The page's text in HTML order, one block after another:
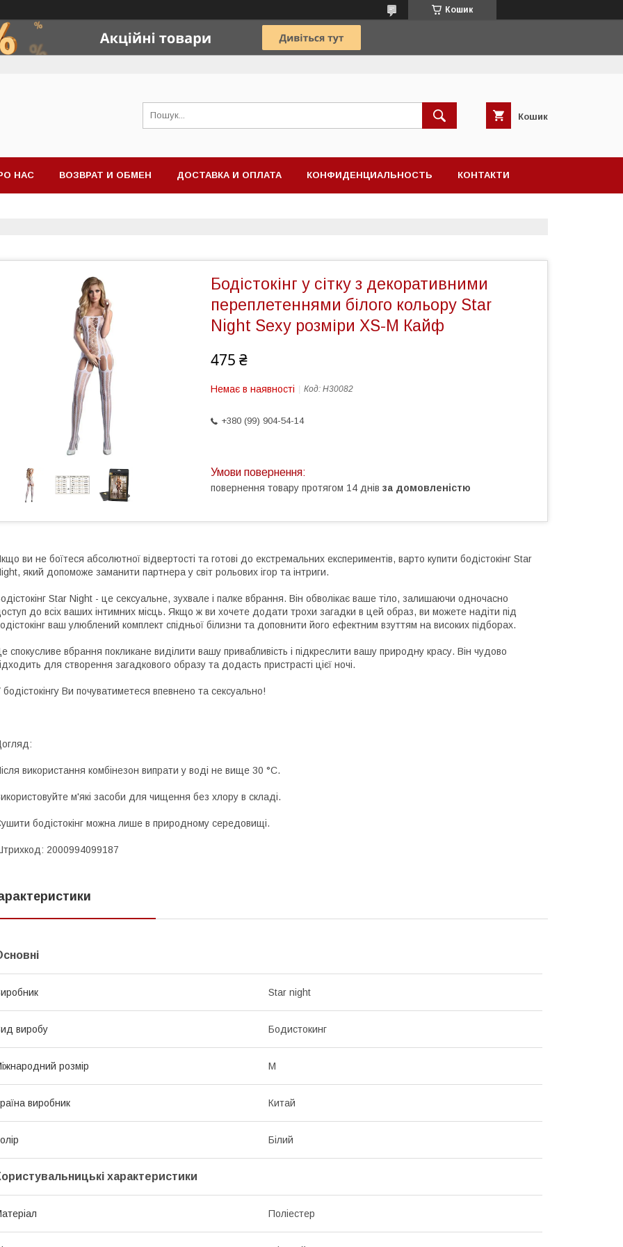
Кошик
Кошик
НАС ВОЗВРАТ И ОБМЕН ДОСТАВКА И ОПЛАТА КОНФИДЕНЦИАЛЬНОСТЬ КОНТАКТИ
Бодістокінг у сітку з декоративними
переплетеннями білого кольору Star
Night Sexy розміри XS-M Кайф
475 ₴
Немає в наявності Код: H30082
+380 (99) 904-54-14
повернення товару протягом 14 днів за домовленістю
ви не боїтеся абсолютної відвертості та готові до екстремальних експериментів, варто купити бодістокінг Star
який допоможе заманити партнера у світ рольових ігор та інтриги.
Star Night - це сексуальне, зухвале і палке вбрання. Він обволікає ваше тіло, залишаючи одночасно
до всіх ваших інтимних місць. Якщо ж ви хочете додати трохи загадки в цей образ, ви можете надіти під
ваш улюблений комплект спідньої білизни та доповнити його ефектним взуттям на високих підборах.
спокусливе вбрання покликане виділити вашу привабливість і підкреслити вашу природну красу. Він чудово
для створення загадкового образу та додасть пристрасті цієї ночі.
бодістокінгу Ви почуватиметеся впевнено та сексуально!
використання комбінезон випрати у воді не вище 30 °C.
м'які засоби для чищення без хлору в складі.
бодістокінг можна лише в природному середовищі.
2000994099187
Star night
виробу Бодистокинг
розмір M
виробник Китай
Білий
характеристики
Поліестер